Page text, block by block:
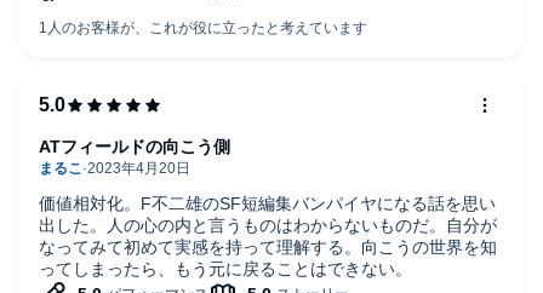
助かった時の後悔。これはつらい。
価値相対化。F不二雄のSF短編集バンパイヤになる話を思い
出した。人の心の内と言うものはわからないものだ。自分が
なってみて初めて実感を持って理解する。向こうの世界を知
ってしまったら、もう元に戻ることはできない。
ATフィールドの向こう側